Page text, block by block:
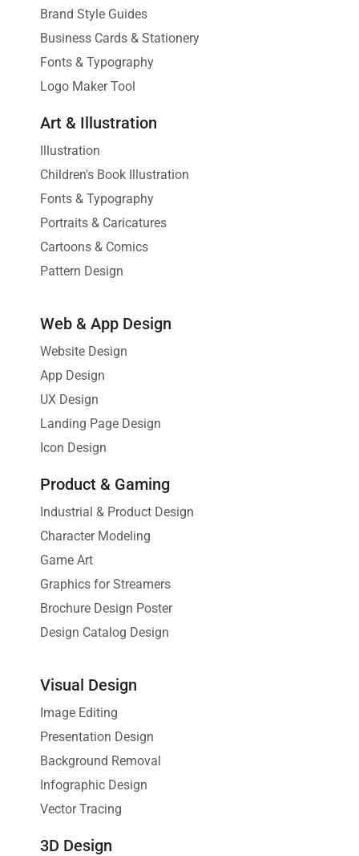
Brand Style Guides
Business Cards & Stationery
Fonts & Typography
Logo Maker Tool
Art & Illustration
Illustration
Children's Book Illustration
Fonts & Typography
Portraits & Caricatures
Cartoons & Comics
Pattern Design
Web & App Design
Website Design
App Design
UX Design
Landing Page Design
Icon Design
Product & Gaming
Industrial & Product Design
Character Modeling
Game Art
Graphics for Streamers
Brochure Design Poster
Design Catalog Design
Visual Design
Image Editing
Presentation Design
Background Removal
Infographic Design
Vector Tracing
3D Design